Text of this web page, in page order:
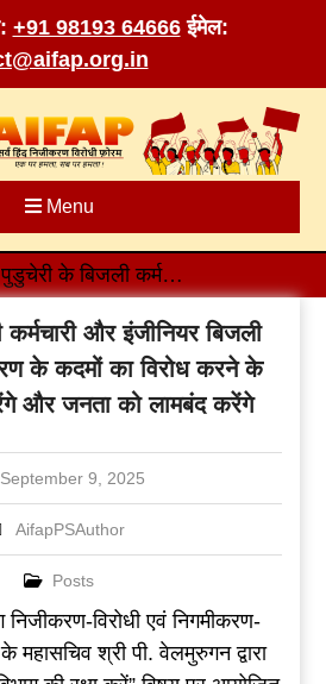
+91 98193 64666 ईमेल:
Menu
पुडुचेरी के बिजली कर्मचारी और इंजीनियर बिजली विभाग के निजीकरण के कदमों का विरोध करने के लिए प्रदर्शन करेंगे और जनता को लामबंद करेंगे
और इंजीनियर बिजली
के कदमों का विरोध करने के
और जनता को लामबंद करेंगे
September 9, 2025
AifapPSAuthor
Posts
निजीकरण-विरोधी एवं निगमीकरण-
के महासचिव श्री पी. वेलमुरुगन द्वारा